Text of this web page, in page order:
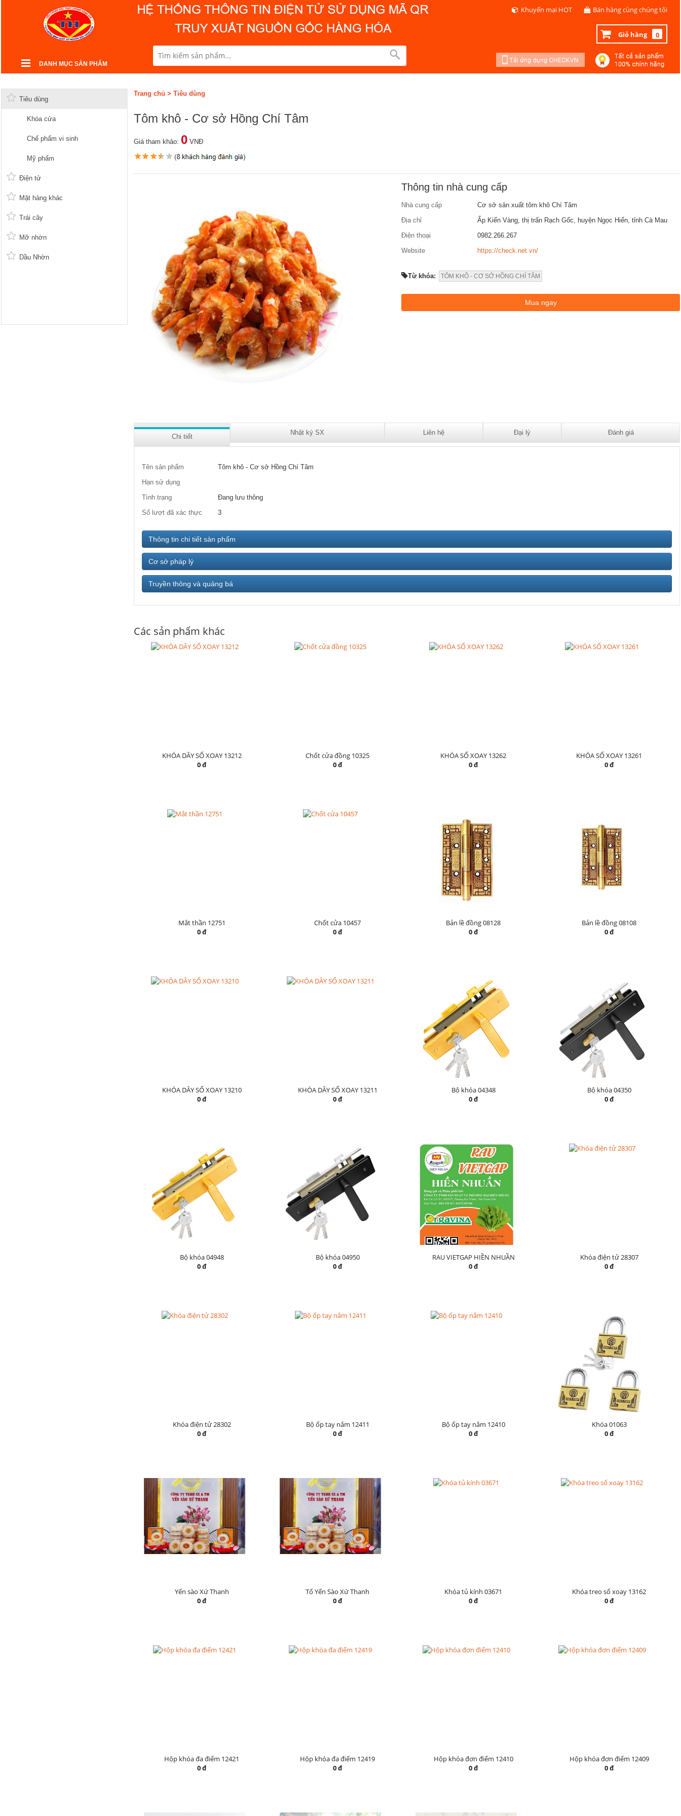
DANH MỤC SẢN PHẨM
Khuyến mại HOT Bán hàng cùng chúng tôi
Giỏ hàng 0
Tiêu dùng
Khóa cửa
Chế phẩm vi sinh
Mỹ phẩm
Điện tử
Mặt hàng khác
Trái cây
Mỡ nhờn
Dầu Nhờn
Trang chủ > Tiêu dùng
Tôm khô - Cơ sở Hồng Chí Tâm
Giá tham khảo: 0 VNĐ
Thông tin nhà cung cấp
Nhà cung cấp
Cơ sở sản xuất tôm khô Chí Tâm
Địa chỉ
Ấp Kiến Vàng, thị trấn Rạch Gốc, huyện Ngọc Hiển, tỉnh Cà Mau
Điện thoại
0982.266.267
Website
https://check.net.vn/
Từ khóa: TÔM KHÔ - CƠ SỞ HỒNG CHÍ TÂM
Chi tiết
Nhật ký SX Liên hệ Đại lý Đánh giá
Tên sản phẩm
Tôm khô - Cơ sở Hồng Chí Tâm
Hạn sử dụng
Tình trạng
Đang lưu thông
Số lượt đã xác thực
3
Thông tin chi tiết sản phẩm
Cơ sở pháp lý
Truyền thông và quảng bá
Các sản phẩm khác
KHÓA DÂY SỐ XOAY 13212
0 đ
Chốt cửa đồng 10325
0 đ
KHÓA SỐ XOAY 13262
0 đ
KHÓA SỐ XOAY 13261
0 đ
Mắt thần 12751
0 đ
Chốt cửa 10457
0 đ
Bản lề đồng 08128
0 đ
Bản lề đồng 08108
0 đ
KHÓA DÂY SỐ XOAY 13210
0 đ
KHÓA DÂY SỐ XOAY 13211
0 đ
Bộ khóa 04348
0 đ
Bộ khóa 04350
0 đ
Bộ khóa 04948
0 đ
Bộ khóa 04950
0 đ
RAU VIETGAP HIỀN NHUẦN
0 đ
Khóa điện tử 28307
0 đ
Khóa điện tử 28302
0 đ
Bộ ốp tay nắm 12411
0 đ
Bộ ốp tay nắm 12410
0 đ
Khóa 01063
0 đ
Yến sào Xứ Thanh
0 đ
Tổ Yến Sào Xứ Thanh
0 đ
Khóa tủ kính 03671
0 đ
Khóa treo số xoay 13162
0 đ
Hộp khóa đa điểm 12421
0 đ
Hộp khóa đa điểm 12419
0 đ
Hộp khóa đơn điểm 12410
0 đ
Hộp khóa đơn điểm 12409
0 đ